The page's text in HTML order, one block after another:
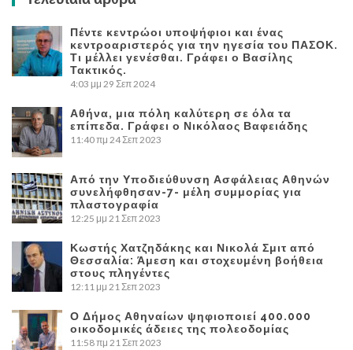
Πέντε κεντρώοι υποψήφιοι και ένας
κεντροαριστερός για την ηγεσία του ΠΑΣΟΚ.
Τι μέλλει γενέσθαι. Γράφει ο Βασίλης
Τακτικός.
4:03 μμ 29 Σεπ 2024
Αθήνα, μια πόλη καλύτερη σε όλα τα
επίπεδα. Γράφει ο Νικόλαος Βαφειάδης
11:40 πμ 24 Σεπ 2023
Από την Υποδιεύθυνση Ασφάλειας Αθηνών
συνελήφθησαν-7- μέλη συμμορίας για
πλαστογραφία
12:25 μμ 21 Σεπ 2023
Κωστής Χατζηδάκης και Νικολά Σμιτ από
Θεσσαλία: Άμεση και στοχευμένη βοήθεια
στους πληγέντες
12:11 μμ 21 Σεπ 2023
Ο Δήμος Αθηναίων ψηφιοποιεί 400.000
οικοδομικές άδειες της πολεοδομίας
11:58 πμ 21 Σεπ 2023